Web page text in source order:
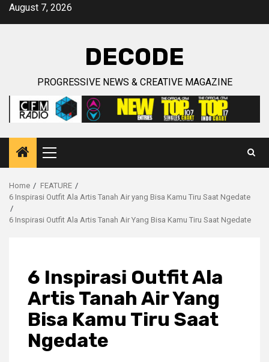
SkipAugust 7, 2026
DECODE
PROGRESSIVE NEWS & CREATIVE MAGAZINE
Primary
Menu
Home
FEATURE
6 Inspirasi Outfit Ala Artis Tanah Air yang Bisa Kamu Tiru Saat Ngedate
6 Inspirasi Outfit Ala Artis Tanah Air Yang Bisa Kamu Tiru Saat Ngedate
6 Inspirasi Outfit Ala
Artis Tanah Air Yang
Bisa Kamu Tiru Saat
Ngedate